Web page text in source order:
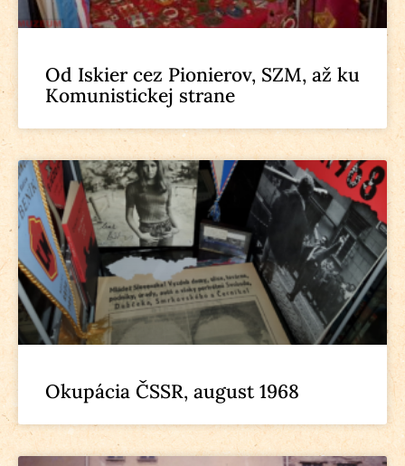
Od Iskier cez Pionierov, SZM, až ku
Komunistickej strane
Okupácia ČSSR, august 1968